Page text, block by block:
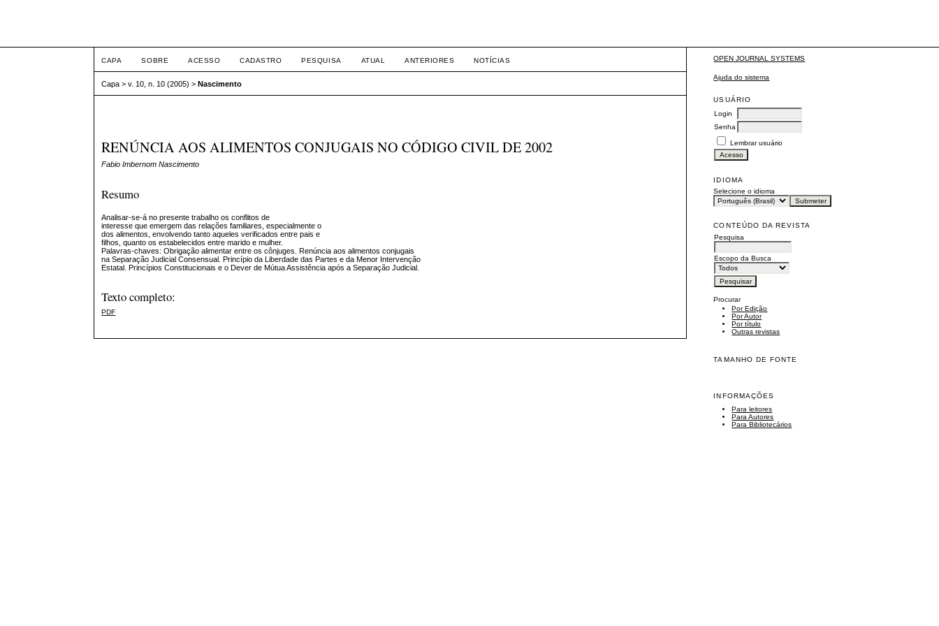
OPEN JOURNAL SYSTEMS
Ajuda do sistema
USUÁRIO
Login
Senha
Lembrar usuário
IDIOMA
Selecione o idioma
CONTEÚDO DA REVISTA
Pesquisa
Escopo da Busca
Procurar
Por Edição
Por Autor
Por título
Outras revistas
TAMANHO DE FONTE
INFORMAÇÕES
Para leitores
Para Autores
Para Bibliotecários
CAPA SOBRE ACESSO CADASTRO PESQUISA ATUAL ANTERIORES NOTÍCIAS
Capa >v. 10, n. 10 (2005) >Nascimento
RENÚNCIA AOS ALIMENTOS CONJUGAIS NO CÓDIGO CIVIL DE 2002
Fabio Imbernom Nascimento
Resumo
Analisar-se-á no presente trabalho os conflitos de
interesse que emergem das relações familiares, especialmente o
dos alimentos, envolvendo tanto aqueles verificados entre pais e
filhos, quanto os estabelecidos entre marido e mulher.
Palavras-chaves: Obrigação alimentar entre os cônjuges. Renúncia aos alimentos conjugais
na Separação Judicial Consensual. Princípio da Liberdade das Partes e da Menor Intervenção
Estatal. Princípios Constitucionais e o Dever de Mútua Assistência após a Separação Judicial.
Texto completo:
PDF